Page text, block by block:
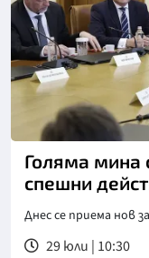
Голяма мина
спешни
Днес се приема нов
29 юли | 10:30